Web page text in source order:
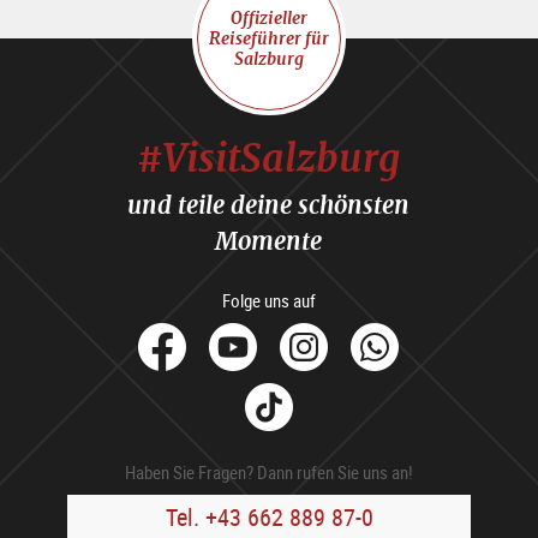
Offizieller
Reiseführer für
Salzburg
#VisitSalzburg
und teile deine schönsten
Momente
Folge uns auf
facebook
YoutubeInstagram
Tik
Tok
Haben Sie Fragen? Dann rufen Sie uns an!
Tel. +43 662 889 87-0